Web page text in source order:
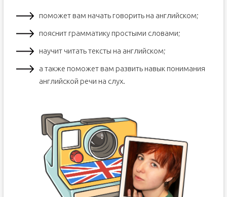
поможет вам начать говорить на английском;
пояснит грамматику простыми словами;
научит читать тексты на английском;
а также поможет вам развить навык понимания
английской речи на слух.